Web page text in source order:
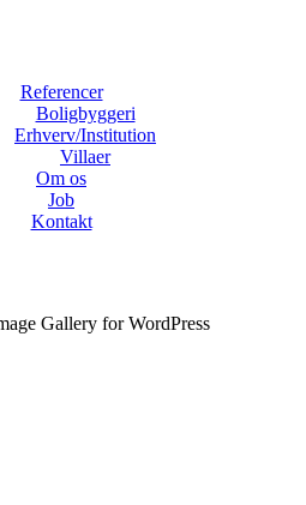
Referencer
Boligbyggeri
Erhverv/Institution
Villaer
Om os
Job
Kontakt